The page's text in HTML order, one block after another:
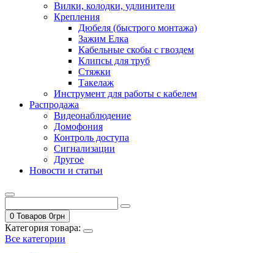
Вилки, колодки, удлинители
Крепления
Дюбеля (быстрого монтажа)
Зажим Елка
Кабельные скобы с гвоздем
Клипсы для труб
Стяжки
Такелаж
Инструмент для работы с кабелем
Распродажа
Видеонаблюдение
Домофония
Контроль доступа
Сигнализации
Другое
Новости и статьи
0 Товаров 0грн
Категория товара:
Все категории